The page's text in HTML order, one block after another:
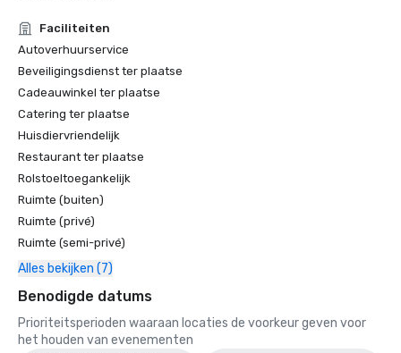
Faciliteiten
Autoverhuurservice
Beveiligingsdienst ter plaatse
Cadeauwinkel ter plaatse
Catering ter plaatse
Huisdiervriendelijk
Restaurant ter plaatse
Rolstoeltoegankelijk
Ruimte (buiten)
Ruimte (privé)
Ruimte (semi-privé)
Alles bekijken (7)
Benodigde datums
Prioriteitsperioden waaraan locaties de voorkeur geven voor
het houden van evenementen